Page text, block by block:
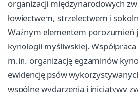
organizacji międzynarodowych
łowiectwem, strzelectwem i
Ważnym elementem porozumień
kynologii myśliwskiej.
m.in. organizację egzaminów
ewidencję psów
wspólne wydarzenia i inicjatywy